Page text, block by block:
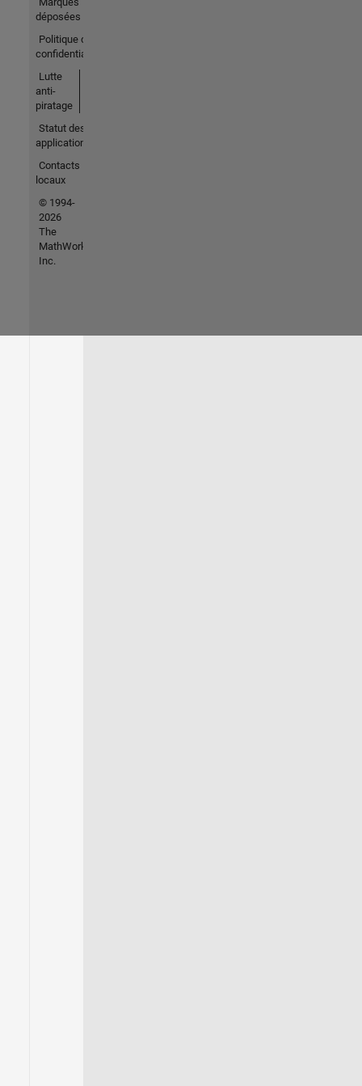
déposées
Politique de
confidentialité
Lutte
anti-
piratage
Statut des
applications
Contacts
locaux
© 1994-
2026
The
MathWorks,
Inc.